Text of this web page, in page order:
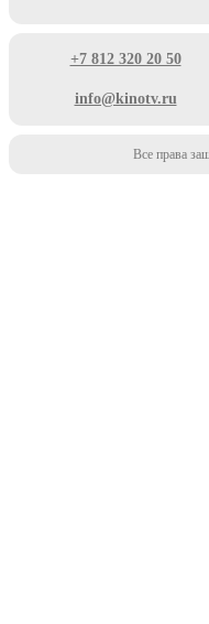
+7 812 320 20 50
info@kinotv.ru
Все права